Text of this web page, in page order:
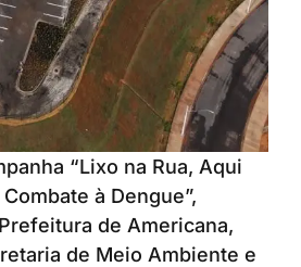
“Lixo na Rua, Aqui
à Dengue”,
de Americana,
de Meio Ambiente e